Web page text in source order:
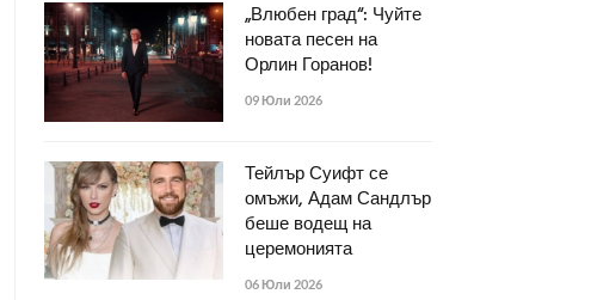
„Влюбен град“: Чуйте
новата песен на
Орлин Горанов!
09 Юли 2026
Тейлър Суифт се
омъжи, Адам Сандлър
беше водещ на
церемонията
06 Юли 2026